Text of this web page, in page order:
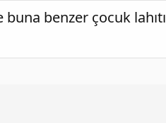
buna benzer çocuk lahıtı